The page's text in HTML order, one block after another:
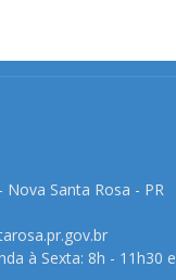
Nova Santa Rosa - PR
à Sexta: 8h - 11h30 e